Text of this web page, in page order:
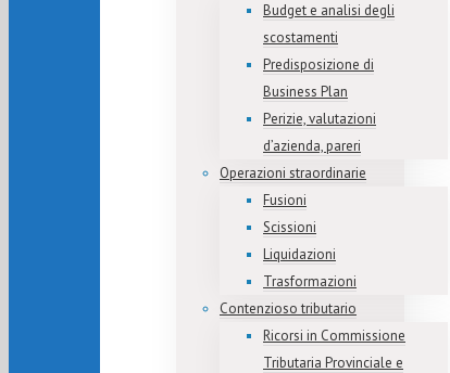
Budget e analisi degli
scostamenti
Predisposizione di
Business Plan
Perizie, valutazioni
d’azienda, pareri
Operazioni straordinarie
Fusioni
Scissioni
Liquidazioni
Trasformazioni
Contenzioso tributario
Ricorsi in Commissione
Tributaria Provinciale e